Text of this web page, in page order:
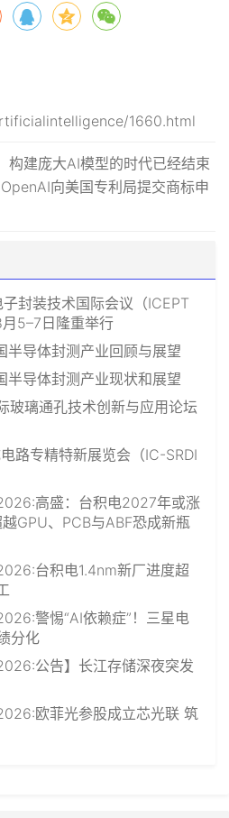
1660.html
构建庞大AI模型的时代已经结束
向美国专利局提交商标申
封装技术国际会议（ICEPT
5–7日隆重举行
半导体封测产业回顾与展望
半导体封测产业现状和展望
玻璃通孔技术创新与应用论坛
路专精特新展览会（IC-SRDI
高盛：台积电2027年或涨
GPU、PCB与ABF恐成新瓶
台积电1.4nm新厂进度超
警惕“AI依赖症”！三星电
分化
公告】长江存储深夜突发
欧菲光参股成立芯光联 筑